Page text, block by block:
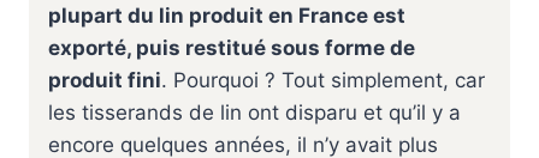
plupart du lin produit en France est
exporté, puis restitué sous forme de
produit fini. Pourquoi ? Tout simplement, car
les tisserands de lin ont disparu et qu’il y a
encore quelques années, il n’y avait plus